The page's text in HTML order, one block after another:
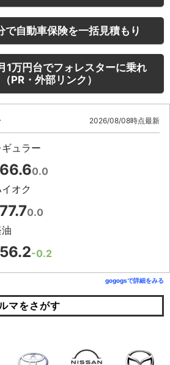
で自動車保険を一括見積もり
1万円台でフォレスターに乗れ
PR・外部リンク）
2026/08/08時点最新
ギュラー
0.0
オク
0.0
-0.2
gogogsで詳細をみる
マをさがす